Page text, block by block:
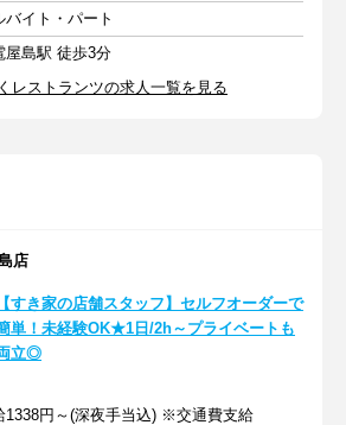
バイト・パート
屋島駅 徒歩3分
レストランツの求人一覧を見る
店
【すき家の店舗スタッフ】セルフオーダーで
単！未経験OK★1日/2h～プライベートも
立◎
1338円～(深夜手当込) ※交通費支給